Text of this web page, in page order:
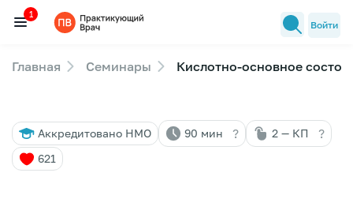
Семинары
Лекторы
FAQ
1
Войти
Главная Семинары Кислотно-основное
Аккредитовано НМО 90 мин ? 2 — КП ?
621